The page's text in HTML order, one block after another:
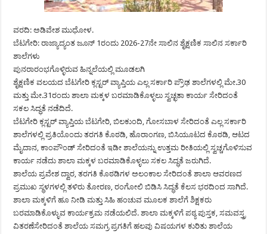
ವರದಿ: ಅಡಿವೇಶ ಮುಧೋಳ.
ಬೆಟಗೇರಿ: ರಾಜ್ಯಾದ್ಯಂತ ಜೂನ್ 1ರಂದು 2026-27ನೇ ಸಾಲಿನ ಶೈಕ್ಷಣಿಕ ಸಾಲಿನ ಸರ್ಕಾರಿ
ಶಾಲೆಗಳು
ಪುನರಾರಂಭಗೊಳ್ಳಿರುವ ಹಿನ್ನಲೆಯಲ್ಲಿ ಮೂಡಲಗಿ
ಶೈಕ್ಷಣಿಕ ವಲಯದ ಬೆಟಗೇರಿ ಕ್ಲಸ್ಟರ್ ವ್ಯಾಪ್ತಿಯ ಎಲ್ಲ ಸರ್ಕಾರಿ ಪ್ರೌಢ ಶಾಲೆಗಳಲ್ಲಿ ಮೇ.30
ಮತ್ತು ಮೇ.31ರಂದು ಶಾಲಾ ಮಕ್ಕಳ ಬರಮಾಡಿಕೊಳ್ಳಲು ಸ್ವಚ್ಛತಾ ಕಾರ್ಯ ಸೇರಿದಂತೆ
ಸಕಲ ಸಿದ್ಧತೆ ನಡೆದಿದೆ.
ಬೆಟಗೇರಿ ಕ್ಲಸ್ಟರ್ ವ್ಯಾಪ್ತಿಯ ಬೆಟಗೇರಿ, ಬಿಲಕುಂದಿ, ಗೋಸಬಾಳ ಸೇರಿದಂತೆ ಎಲ್ಲ ಸರ್ಕಾರಿ
ಶಾಲೆಗಳಲ್ಲಿ ಪ್ರತಿಯೊಂದು ತರಗತಿ ಕೊಠಡಿ, ಹೊರಾಂಗಣ, ಬಿಸಿಯೂಟದ ಕೊಠಡಿ, ಆಟದ
ಮೈದಾನ, ಕಾಂಪೌಂಡ್ ಸೇರಿದಂತೆ ಇಡೀ ಶಾಲೆಯನ್ನು ಉತ್ತಮ ರೀತಿಯಲ್ಲಿ ಸ್ವಚ್ಚಗೊಳಿಸುವ
ಕಾರ್ಯ ನಡೆದು ಶಾಲಾ ಮಕ್ಕಳ ಬರಮಾಡಿಕೊಳ್ಳಲು ಸಕಲ ಸಿದ್ಧತೆ ಜರುಗಿದೆ.
ಶಾಲೆಯ ಪ್ರವೇಶ ದ್ವಾರ, ತರಗತಿ ಕೊಠಡಿಗಳ ಅಲಂಕಾಲ ಸೇರಿದಂತೆ ಶಾಲಾ ಆವರಣದ
ಪ್ರಮುಖ ಸ್ಥಳಗಳಲ್ಲಿ ತಳಿರು ತೋರಣ, ರಂಗೋಲಿ ಬಿಡಿಸಿ ಸಿದ್ಧತೆ ಕೆಲಸ ಭರದಿಂದ ಸಾಗಿದೆ.
ಶಾಲಾ ಮಕ್ಕಳಿಗೆ ಹೂ ನೀಡಿ ಮತ್ತು ಸಿಹಿ ಹಂಚುವ ಮೂಲಕ ಶಾಲೆಗೆ ಶಿಕ್ಷಕರು
ಬರಮಾಡಿಕೊಳ್ಳುವ ಕಾರ್ಯಕ್ರಮ ನಡೆಯಲಿದೆ. ಶಾಲಾ ಮಕ್ಕಳಿಗೆ ಪಠ್ಯ ಪುಸ್ತಕ, ಸಮವಸ್ತ್ರ
ವಿತರಣೆಸೇರಿದಂತೆ ಶಾಲೆಯ ಸಮಗ್ರ ಪ್ರಗತಿಗೆ ಹಲವು ವಿಷಯಗಳ ಕುರಿತು ಶಾಲೆಯ